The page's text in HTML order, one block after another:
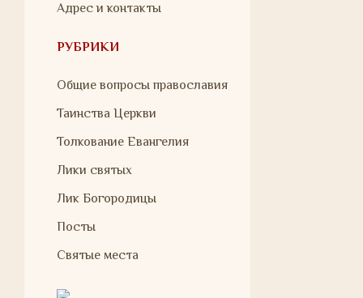
Адрес и контакты
РУБРИКИ
Общие вопросы православия
Таинства Церкви
Толкование Евангелия
Лики святых
Лик Богородицы
Посты
Святые места